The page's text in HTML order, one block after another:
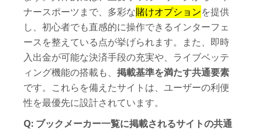
ナースポーツまで、多彩な賭けオプションを提供
し、初心者でも直感的に操作できるインターフェ
ースを整えている点が挙げられます。また、即時
入出金が可能な決済手段の充実や、ライブベッテ
ィング機能の搭載も、掲載基準を満たす共通要素
です。これらを備えたサイトは、ユーザーの利便
性を最優先に設計されています。
Q: ブックメーカー一覧に掲載されるサイトの共通